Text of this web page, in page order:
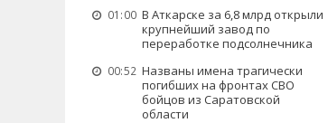
01:00 В Аткарске за 6,8 млрд открыли
крупнейший завод по
переработке подсолнечника
00:52 Названы имена трагически
погибших на фронтах СВО
бойцов из Саратовской
области